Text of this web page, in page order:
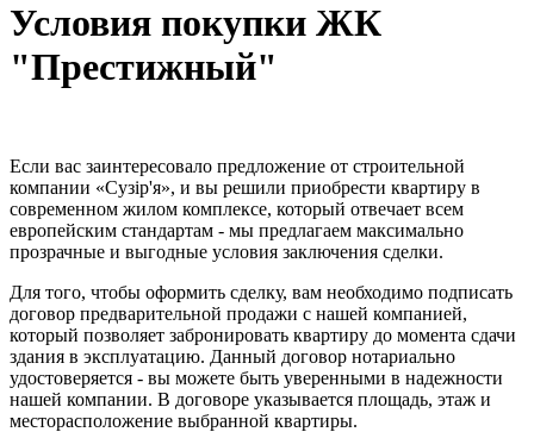
Условия покупки ЖК
"Престижный"
Если вас заинтересовало предложение от строительной
компании «Сузір'я», и вы решили приобрести квартиру в
современном жилом комплексе, который отвечает всем
европейским стандартам - мы предлагаем максимально
прозрачные и выгодные условия заключения сделки.
Для того, чтобы оформить сделку, вам необходимо подписать
договор предварительной продажи с нашей компанией,
который позволяет забронировать квартиру до момента сдачи
здания в эксплуатацию. Данный договор нотариально
удостоверяется - вы можете быть уверенными в надежности
нашей компании. В договоре указывается площадь, этаж и
месторасположение выбранной квартиры.